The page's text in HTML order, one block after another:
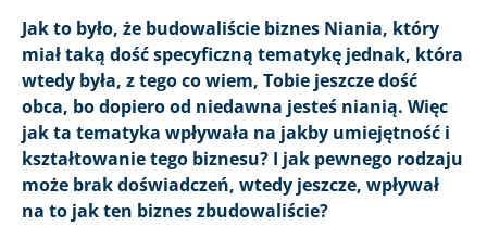
Jak to było, że budowaliście biznes Niania, który
miał taką dość specyficzną tematykę jednak, która
wtedy była, z tego co wiem, Tobie jeszcze dość
obca, bo dopiero od niedawna jesteś nianią. Więc
jak ta tematyka wpływała na jakby umiejętność i
kształtowanie tego biznesu? I jak pewnego rodzaju
może brak doświadczeń, wtedy jeszcze, wpływał
na to jak ten biznes zbudowaliście?